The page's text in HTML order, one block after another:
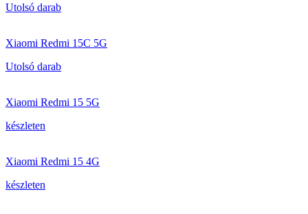
Utolsó darab
Xiaomi Redmi 15C 5G
Utolsó darab
Xiaomi Redmi 15 5G
készleten
Xiaomi Redmi 15 4G
készleten